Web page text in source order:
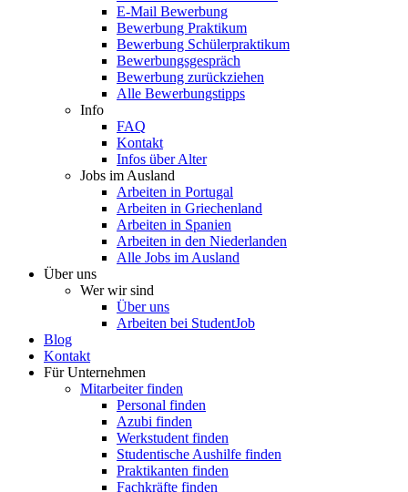
E-Mail Bewerbung
Bewerbung Praktikum
Bewerbung Schülerpraktikum
Bewerbungsgespräch
Bewerbung zurückziehen
Alle Bewerbungstipps
Info
FAQ
Kontakt
Infos über Alter
Jobs im Ausland
Arbeiten in Portugal
Arbeiten in Griechenland
Arbeiten in Spanien
Arbeiten in den Niederlanden
Alle Jobs im Ausland
Über uns
Wer wir sind
Über uns
Arbeiten bei StudentJob
Blog
Kontakt
Für Unternehmen
Mitarbeiter finden
Personal finden
Azubi finden
Werkstudent finden
Studentische Aushilfe finden
Praktikanten finden
Fachkräfte finden